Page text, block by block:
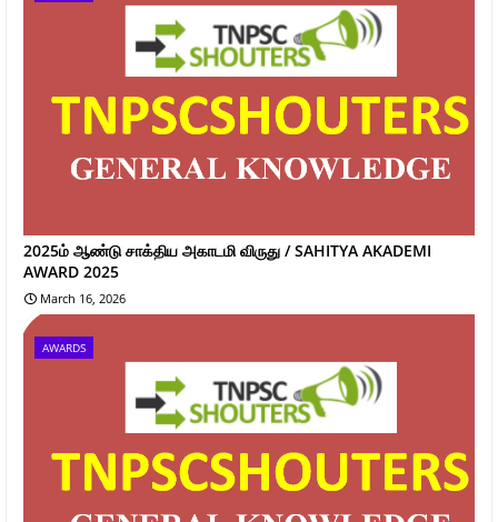
2025ம் ஆண்டு சாக்திய அகாடமி விருது / SAHITYA AKADEMI
AWARD 2025
March 16, 2026
AWARDS